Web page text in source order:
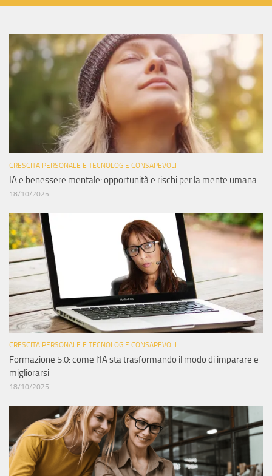
CRESCITA PERSONALE E TECNOLOGIE CONSAPEVOLI
IA e benessere mentale: opportunità e rischi per la mente umana
18/10/2025
CRESCITA PERSONALE E TECNOLOGIE CONSAPEVOLI
Formazione 5.0: come l’IA sta trasformando il modo di imparare e
migliorarsi
18/10/2025